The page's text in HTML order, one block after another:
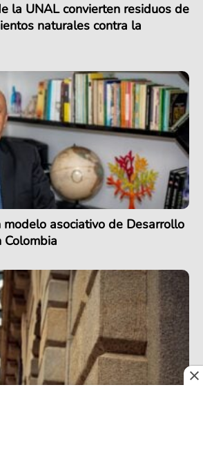
la UNAL convierten residuos de
naturales contra la
asociativo de Desarrollo